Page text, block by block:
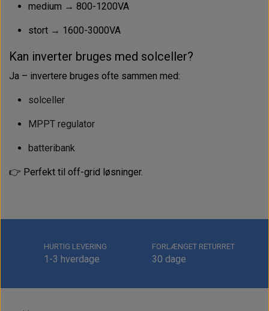
medium → 800-1200VA
stort → 1600-3000VA
Kan inverter bruges med solceller?
Ja – invertere bruges ofte sammen med:
solceller
MPPT regulator
batteribank
👉 Perfekt til off-grid løsninger.
HURTIG LEVERING
1-3 hverdage
FORLÆNGET RETURRET
30 dage